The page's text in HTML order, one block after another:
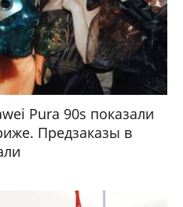
Pura 90s показали
Предзаказы в